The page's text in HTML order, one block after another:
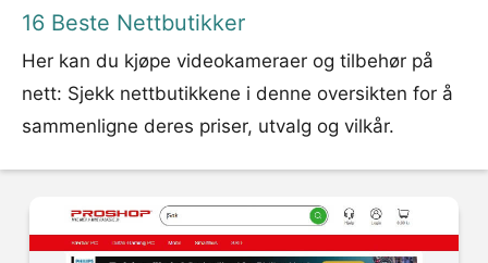
16 Beste Nettbutikker
Her kan du kjøpe videokameraer og tilbehør på
nett: Sjekk nettbutikkene i denne oversikten for å
sammenligne deres priser, utvalg og vilkår.